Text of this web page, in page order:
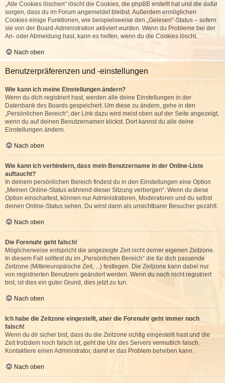
„Alle Cookies löschen“ löscht die Cookies, die phpBB erstellt hat und die dafür
sorgen, dass du im Forum angemeldet bleibst. Außerdem ermöglichen
Cookies einige Funktionen, wie beispielsweise den „Gelesen“-Status – sofern
sie von der Board-Administration aktiviert wurden. Wenn du Probleme bei der
An- oder Abmeldung hast, kann es helfen, wenn du die Cookies löscht.
Nach oben
Benutzerpräferenzen und -einstellungen
Wie kann ich meine Einstellungen ändern?
Wenn du dich registriert hast, werden alle deine Einstellungen in der
Datenbank des Boards gespeichert. Um diese zu ändern, gehe in den
„Persönlichen Bereich“; der Link dazu wird meist oben auf der Seite angezeigt,
wenn du auf deinen Benutzernamen klickst. Dort kannst du alle deine
Einstellungen ändern.
Nach oben
Wie kann ich verhindern, dass mein Benutzername in der Online-Liste
auftaucht?
In deinem persönlichen Bereich findest du in den Einstellungen eine Option
„Meinen Online-Status während dieser Sitzung verbergen“. Wenn du diese
Option einschaltest, können nur Administratoren, Moderatoren und du selbst
deinen Online-Status sehen. Du wirst dann als unsichtbarer Besucher gezählt.
Nach oben
Die Forenuhr geht falsch!
Möglicherweise entspricht die angezeigte Zeit nicht deiner eigenen Zeitzone.
In diesem Fall solltest du im „Persönlichen Bereich“ die für dich passende
Zeitzone (Mitteleuropäische Zeit, ...) festlegen. Die Zeitzone kann dabei nur
von registrierten Benutzern geändert werden. Wenn du noch nicht registriert
bist, ist dies ein guter Grund, dies jetzt zu tun.
Nach oben
Ich habe die Zeitzone eingestellt, aber die Forenuhr geht immer noch
falsch!
Wenn du dir sicher bist, dass du die Zeitzone richtig eingestellt hast und die
Zeit trotzdem noch falsch ist, geht die Uhr des Servers vermutlich falsch.
Kontaktiere einen Administrator, damit er das Problem beheben kann.
Nach oben